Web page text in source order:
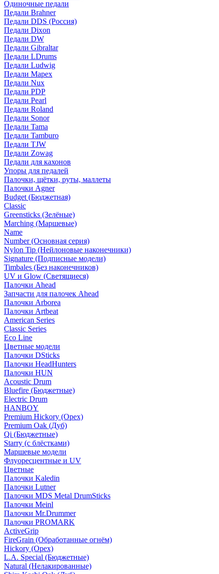
Одиночные педали
Педали Brahner
Педали DDS (Россия)
Педали Dixon
Педали DW
Педали Gibraltar
Педали LDrums
Педали Ludwig
Педали Mapex
Педали Nux
Педали PDP
Педали Pearl
Педали Roland
Педали Sonor
Педали Tama
Педали Tamburo
Педали TJW
Педали Zowag
Педали для кахонов
Упоры для педалей
Палочки, щётки, руты, маллеты
Палочки Agner
Budget (Бюджетная)
Classic
Greensticks (Зелёные)
Marching (Маршевые)
Name
Number (Основная серия)
Nylon Tip (Нейлоновые наконечники)
Signature (Подписные модели)
Timbales (Без наконечников)
UV и Glow (Светящиеся)
Палочки Ahead
Запчасти для палочек Ahead
Палочки Arborea
Палочки Artbeat
American Series
Classic Series
Eco Line
Цветные модели
Палочки DSticks
Палочки HeadHunters
Палочки HUN
Acoustic Drum
Bluefire (Бюджетные)
Electric Drum
HANBOY
Premium Hickory (Орех)
Premium Oak (Дуб)
Qi (Бюджетные)
Starry (с блёстками)
Маршевые модели
Флуоресцентные и UV
Цветные
Палочки Kaledin
Палочки Lutner
Палочки MDS Metal DrumSticks
Палочки Meinl
Палочки Mr.Drummer
Палочки PROMARK
ActiveGrip
FireGrain (Обработанные огнём)
Hickory (Орех)
L.A. Special (Бюджетные)
Natural (Нелакированные)